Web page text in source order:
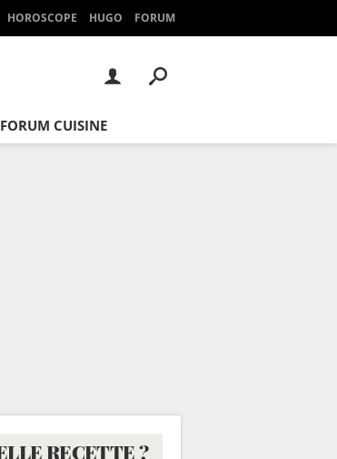
HOROSCOPE HUGO FORUM
FORUM CUISINE
RECETTE ?